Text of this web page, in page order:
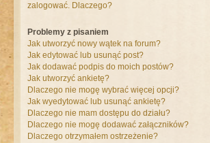
zalogować. Dlaczego?
Problemy z pisaniem
Jak utworzyć nowy wątek na forum?
Jak edytować lub usunąć post?
Jak dodawać podpis do moich postów?
Jak utworzyć ankietę?
Dlaczego nie mogę wybrać więcej opcji?
Jak wyedytować lub usunąć ankietę?
Dlaczego nie mam dostępu do działu?
Dlaczego nie mogę dodawać załączników?
Dlaczego otrzymałem ostrzeżenie?